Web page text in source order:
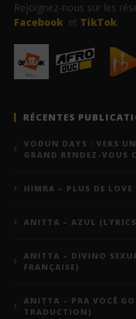
Rejoignez-nous sur les
Facebook et TikTok.
RÉCENTES
VODUN DAYS : VERS
GRAND RENDEZ-VOUS
HIMRA – PLUS DE
ANITTA – AZUL
ANITTA – DIVINO
FRANÇAISE)
ANITTA – PRA VOCÊ
TRADUCTION)